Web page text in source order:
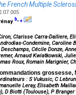
French Multiple
b,⁎
Clarisse Carra-Dalliere,
Condemine, Caroline
Cécile Donze,
Arnaud Kwiatkowski,
Roux, Romain Marignier,
grossesse,
: S Vukusic, C
Leray, Elisabeth
D Biotti (Toulouse), P